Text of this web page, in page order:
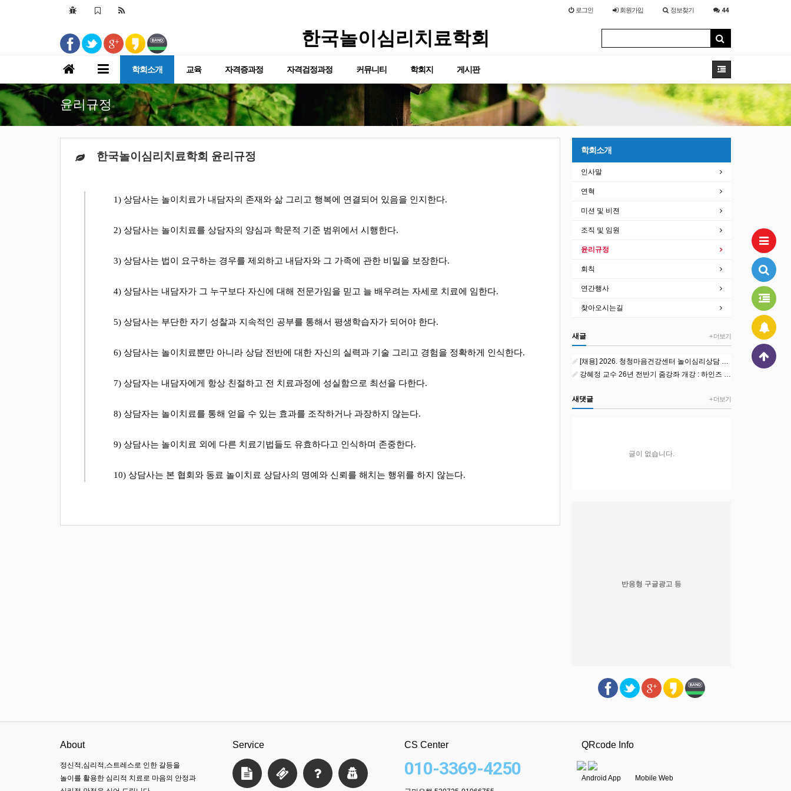
로그인 회원가입 정보찾기 44
한국놀이심리치료학회
학회소개 교육 자격증과정 자격검정과정 커뮤니티 학회지 게시판
윤리규정
한국놀이심리치료학회 윤리규정
1) 상담사는 놀이치료가 내담자의 존재와 삶 그리고 행복에 연결되어 있음을 인지한다.
2) 상담사는 놀이치료를 상담자의 양심과 학문적 기준 범위에서 시행한다.
3) 상담사는 법이 요구하는 경우를 제외하고 내담자와 그 가족에 관한 비밀을 보장한다.
4) 상담사는 내담자가 그 누구보다 자신에 대해 전문가임을 믿고 늘 배우려는 자세로 치료에 임한다.
5) 상담사는 부단한 자기 성찰과 지속적인 공부를 통해서 평생학습자가 되어야 한다.
6) 상담사는 놀이치료뿐만 아니라 상담 전반에 대한 자신의 실력과 기술 그리고 경험을 정확하게 인식한다.
7) 상담자는 내담자에게 항상 친 절하고 전 치료과정에 성실함으로 최선을 다한다.
8) 상담자는 놀이치료를 통해 얻을 수 있는 효과를 조작하거나 과장하지 않는다.
9) 상담사는 놀이치료 외에 다른 치료기법들도 유효하다고 인식하며 존중한다.
10) 상담사는 본 협회와 동료 놀이치료 상담사의 명예와 신뢰를 해치는 행위를 하지 않는다.
학회소개
인사말
연혁
미션 및 비젼
조직 및 임원
윤리규정
회칙
연간행사
찾아오시는길
+ 더보기
새글
[채용] 2026. 청청마음건강센터 놀이심리상담 외부강사 1차 공개채용 공고
강혜정 교수 26년 전반기 줌강좌 개강 : 하인즈 코헛과 자기심리학
+ 더보기
새댓글
글이 없습니다.
반응형 구글광고 등
About
정신적,심리적,스트레스로 인한 갈등을
놀이를 활용한 심리적 치료로 마음의 안정과
Service CS Center
010-3369-4250
QRcode Info
Android App Mobile Web